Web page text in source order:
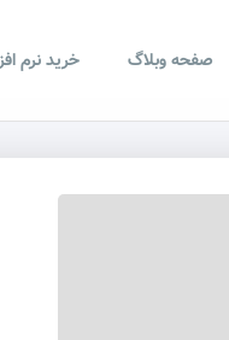
صفحه وبلاگ خرید نرم